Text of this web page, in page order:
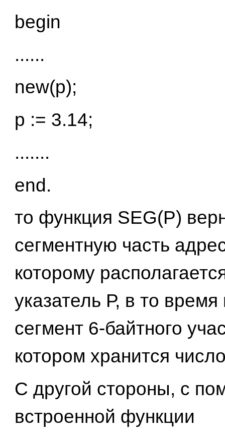
begin
......
new(p);
р := 3.14;
.......
end.
то функция SEG(P)
сегментную часть
которому
указатель Р, в то время
сегмент 6-байтного
котором хранится
С другой стороны, с
встроенной функции